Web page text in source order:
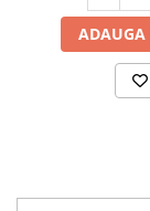
Hote bucatarie
Consumabile
Hote insula
ADAUGA